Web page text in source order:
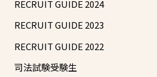
RECRUIT GUIDE 2024
RECRUIT GUIDE 2023
RECRUIT GUIDE 2022
司法試験受験生